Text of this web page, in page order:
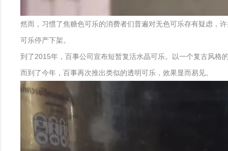
然而，习惯了焦糖色可乐的消费者们普遍对无色可乐存有疑虑，
可乐停产下架。
到了2015年，百事公司宣布短暂复活水晶可乐。以一个复古风格
而到了今年，百事再次推出类似的透明可乐，效果显而易见。